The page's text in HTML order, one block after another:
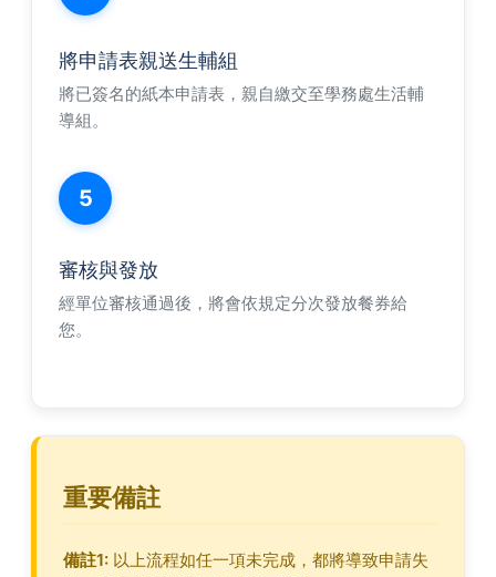
將申請表親送生輔組
將已簽名的紙本申請表，親自繳交至學務處生活輔
導組。
5
審核與發放
經單位審核通過後，將會依規定分次發放餐券給
您。
重要備註
備註1: 以上流程如任一項未完成，都將導致申請失